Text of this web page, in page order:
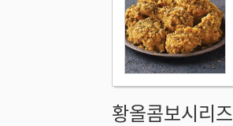
황올콤보시리즈